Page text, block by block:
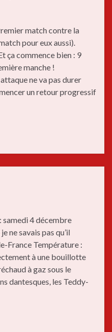
match contre la
pour eux aussi).
ça commence bien : 9
manche !
ne va pas durer
un retour progressif
samedi 4 décembre
ne savais pas qu’il
France Température :
à une bouillotte
à gaz sous le
dantesques, les Teddy-